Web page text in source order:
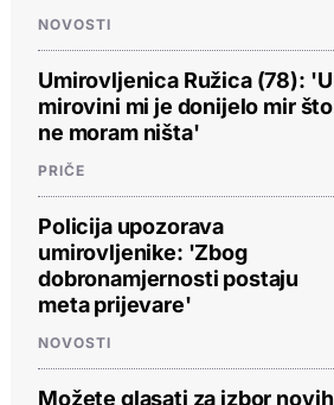
NOVOSTI
Umirovljenica Ružica (78): 'U
mirovini mi je donijelo mir što
ne moram ništa'
PRIČE
Policija upozorava
umirovljenike: 'Zbog
dobronamjernosti postaju
meta prijevare'
NOVOSTI
Možete glasati za izbor novih